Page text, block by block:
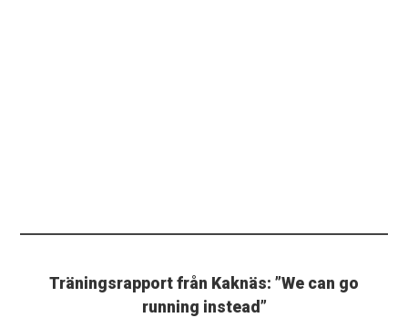
Träningsrapport från Kaknäs: ”We can go
running instead”